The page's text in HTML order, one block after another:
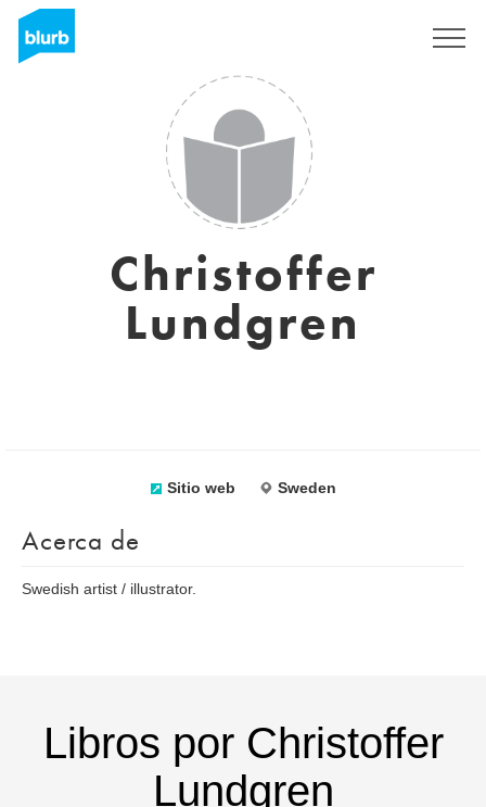
Christoffer
Lundgren
Sitio web Sweden
Acerca de
Swedish artist / illustrator.
Libros por Christoffer
Lundgren